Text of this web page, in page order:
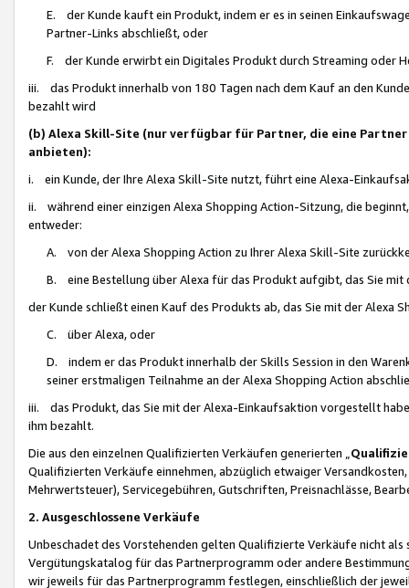
E. der Kunde kauft ein Produkt, indem er es in seinen
Partner-Links abschließt, oder
F. der Kunde erwirbt ein Digitales Produkt durch Streaming oder
iii. das Produkt innerhalb von 180 Tagen nach dem Kauf an den
bezahlt wird
(b) Alexa Skill-Site (nur verfügbar für Partner, die eine
anbieten):
i. ein Kunde, der Ihre Alexa Skill-Site nutzt, führt eine Alexa-
ii. während einer einzigen Alexa Shopping Action-Sitzung, die
entweder:
A. von der Alexa Shopping Action zu Ihrer Alexa Skill-Site
B. eine Bestellung über Alexa für das Produkt aufgibt, das Sie mit
der Kunde schließt einen Kauf des Produkts ab, das Sie mit der Alexa
C. über Alexa, oder
D. indem er das Produkt innerhalb der Skills Session in den
seiner erstmaligen Teilnahme an der Alexa Shopping Action
iii. das Produkt, das Sie mit der Alexa-Einkaufsaktion vorgestellt
ihm bezahlt.
Die aus den einzelnen Qualifizierten Verkäufen generierten „
Qualifizierten Verkäufe einnehmen, abzüglich etwaiger
Mehrwertsteuer), Servicegebühren, Gutschriften, Preisnachlässe,
2. Ausgeschlossene Verkäufe
Unbeschadet des Vorstehenden gelten Qualifizierte Verkäufe nicht
Vergütungskatalog für das Partnerprogramm oder andere
wir jeweils für das Partnerprogramm festlegen, einschließlich der